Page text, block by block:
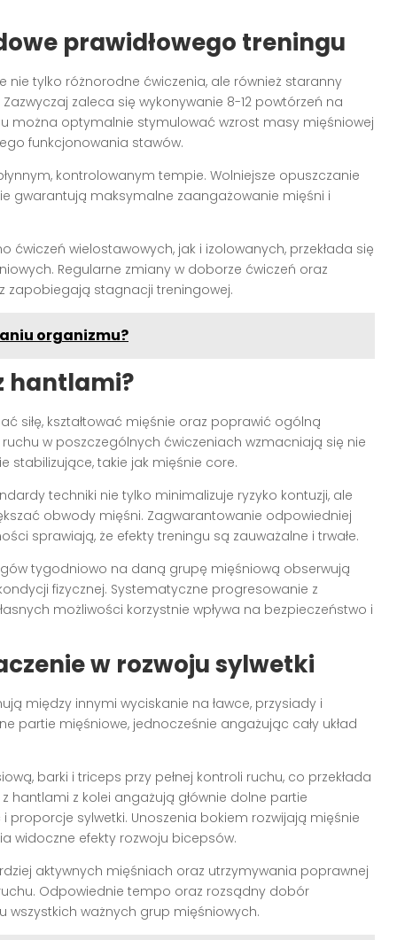
prawidłowego treningu
nie tylko różnorodne ćwiczenia, ale również staranny
zaleca się wykonywanie 8-12 powtórzeń na
można optymalnie stymulować wzrost masy mięśniowej
funkcjonowania stawów.
kontrolowanym tempie. Wolniejsze opuszczanie
gwarantują maksymalne zaangażowanie mięśni i
ćwiczeń wielostawowych, jak i izolowanych, przekłada się
Regularne zmiany w doborze ćwiczeń oraz
zapobiegają stagnacji treningowej.
organizmu?
hantlami?
siłę, kształtować mięśnie oraz poprawić ogólną
w poszczególnych ćwiczeniach wzmacniają się nie
stabilizujące, takie jak mięśnie core.
techniki nie tylko minimalizuje ryzyko kontuzji, ale
obwody mięśni. Zagwarantowanie odpowiedniej
sprawiają, że efekty treningu są zauważalne i trwałe.
tygodniowo na daną grupę mięśniową obserwują
fizycznej. Systematyczne progresowanie z
możliwości korzystnie wpływa na bezpieczeństwo i
w rozwoju sylwetki
między innymi wyciskanie na ławce, przysiady i
partie mięśniowe, jednocześnie angażując cały układ
barki i triceps przy pełnej kontroli ruchu, co przekłada
hantlami z kolei angażują głównie dolne partie
sylwetki. Unoszenia bokiem rozwijają mięśnie
widoczne efekty rozwoju bicepsów.
aktywnych mięśniach oraz utrzymywania poprawnej
Odpowiednie tempo oraz rozsądny dobór
ważnych grup mięśniowych.